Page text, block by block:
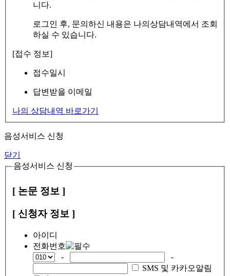
니다.
로그인 후, 문의하신 내용은 나의상담내역에서 조회
하실 수 있습니다.
[접수 정보]
접수일시
답변받을 이메일
나의 상담내역 바로가기
음성서비스 신청
닫기
음성서비스 신청
[ 논문 정보 ]
[ 신청자 정보 ]
아이디
전화번호
-
-
SMS 및 카카오알림